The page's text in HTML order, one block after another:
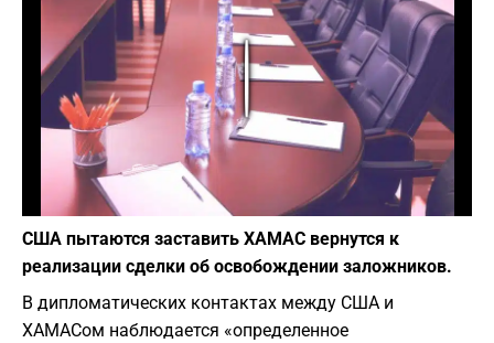
Play
Фото: depositphotos.com
США пытаются заставить ХАМАС вернутся к
реализации сделки об освобождении заложников.
В дипломатических контактах между США и
ХАМАСом наблюдается «определенное